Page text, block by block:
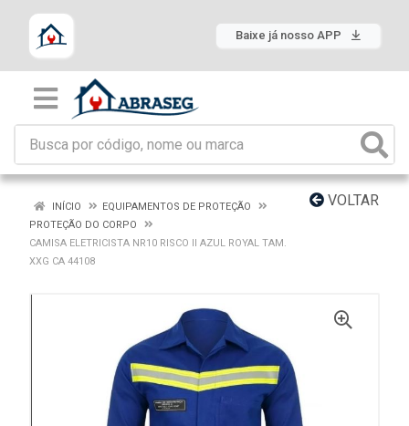
Baixe já nosso APP
VOLTAR
INÍCIO
EQUIPAMENTOS DE PROTEÇÃO
PROTEÇÃO DO CORPO
CAMISA ELETRICISTA NR10 RISCO II AZUL ROYAL TAM.
XXG CA 44108